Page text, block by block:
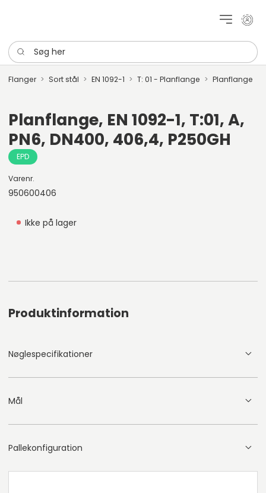
Mit
Søg her
Flanger Sort stål EN 1092-1 T: 01 - Planflange Planflange
Planflange, EN 1092-1, T:01, A,
PN6, DN400, 406,4, P250GH
EPD
Varenr.
950600406
Ikke på lager
Produktinformation
Nøglespecifikationer
Mål
Pallekonfiguration